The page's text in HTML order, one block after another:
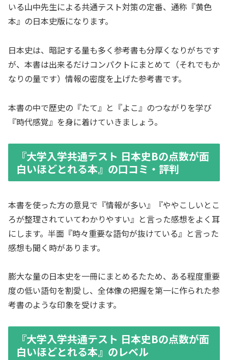
いる山中先生による共通テスト対策の定番、通称『黄色
本』の日本史版になります。
日本史は、暗記する量も多く参考書も分厚くなりがちです
が、本書は出来るだけコンパクトにまとめて（それでもか
なりの量です）情報の密度を上げた参考書です。
本書の中で歴史の『たて』と『よこ』のつながりを学び
『時代感覚』を身に着けていきましょう。
『大学入学共通テスト 日本史Bの点数が面
白いほどとれる本』の口コミ・評判
本書を使った方の意見で『情報が多い』『ややこしいとこ
ろが整理されていてわかりやすい』と言った感想をよく耳
にします。半面『時々重要な語句が抜けている』と言った
感想も聞く時があります。
膨大な量の日本史を一冊にまとめるたため、ある程度重要
度の低い語句を割愛し、全体像の把握を第一に作られた参
考書のような印象を受けます。
『大学入学共通テスト 日本史Bの点数が面
白いほどとれる本』のレベル